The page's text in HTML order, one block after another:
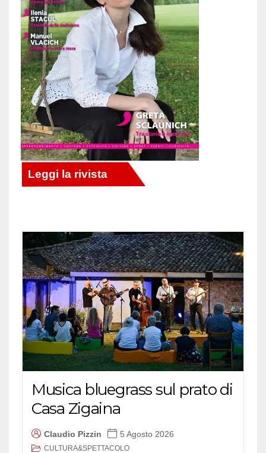
Musica bluegrass sul prato di
Casa Zigaina
Claudio Pizzin 5 Agosto 2026
CULTURA&SPETTACOLO